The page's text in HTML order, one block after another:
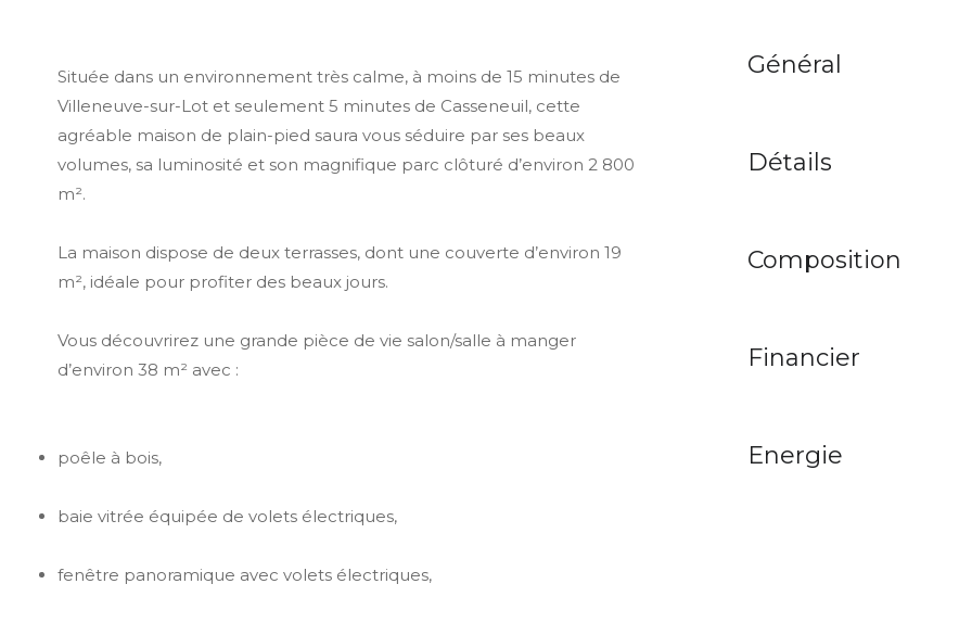
Située dans un environnement très calme, à moins de 15 minutes de
Villeneuve-sur-Lot et seulement 5 minutes de Casseneuil, cette
agréable maison de plain-pied saura vous séduire par ses beaux
volumes, sa luminosité et son magnifique parc clôturé d’environ 2 800
m².
La maison dispose de deux terrasses, dont une couverte d’environ 19
m², idéale pour profiter des beaux jours.
Vous découvrirez une grande pièce de vie salon/salle à manger
d’environ 38 m² avec :
poêle à bois,
baie vitrée équipée de volets électriques,
fenêtre panoramique avec volets électriques,
Général
Détails
Composition
Financier
Energie